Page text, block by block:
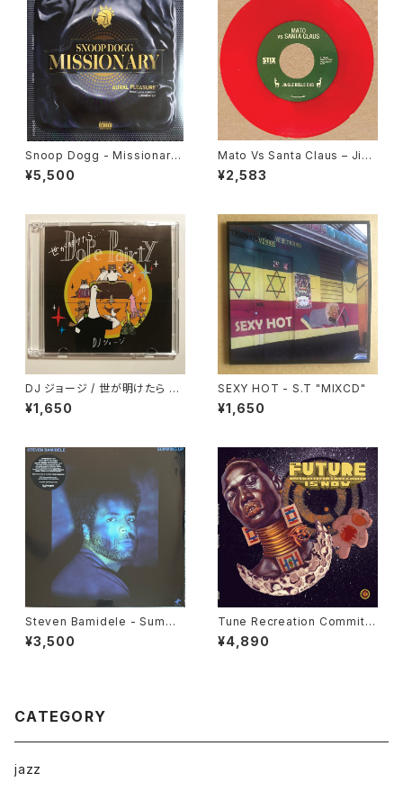
Snoop Dogg - Missionary
"LP"
¥5,500
Mato Vs Santa Claus – Jing
le Bells Dub / Sleigh Ride
Dub "7"
¥2,583
DJ ジョージ / 世が明けたら D
ope Pairty
¥1,650
SEXY HOT - S.T "MIXCD"
¥1,650
Steven Bamidele - Summi
ng Up "LP"
¥3,500
Tune Recreation Committe
e - The Future Is Now "LP"
¥4,890
CATEGORY
jazz